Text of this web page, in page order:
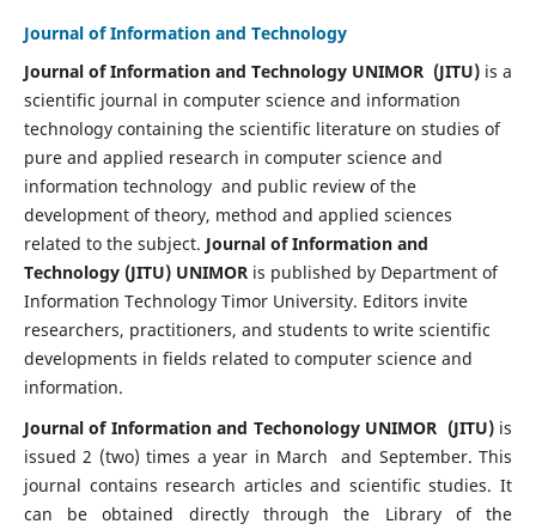
Journal of Information and Technology
Journal of Information and Technology UNIMOR (JITU)is a
scientific journal in computer science and information
technology containing the scientific literature on studies of
pure and applied research in computer science and
information technology and public review of the
development of theory, method and applied sciences
related to the subject. Journal of Information and
Technology (JITU) UNIMOR is published by Department of
Information Technology Timor University. Editors invite
researchers, practitioners, and students to write scientific
developments in fields related to computer science and
information.
Journal of Information and Techonology UNIMOR (JITU)is
issued 2 (two) times a year in March and September. This
journal contains research articles and scientific studies. It
can be obtained directly through the Library of the